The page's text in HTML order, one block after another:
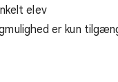
elev
er kun